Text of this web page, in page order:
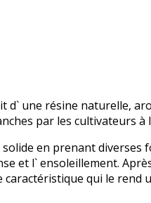
d` une résine naturelle,
par les cultivateurs à
en prenant diverses
et l` ensoleillement.
qui le rend